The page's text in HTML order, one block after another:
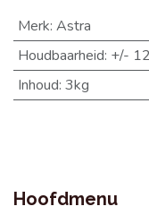
Merk: Astra
Houdbaarheid: +/-
Inhoud: 3kg
Hoofdmenu